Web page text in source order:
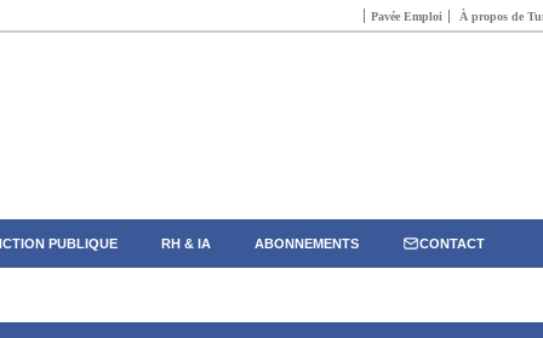
Pavée Emploi À propos de
PUBLIQUE RH & IA ABONNEMENTS CONTACT